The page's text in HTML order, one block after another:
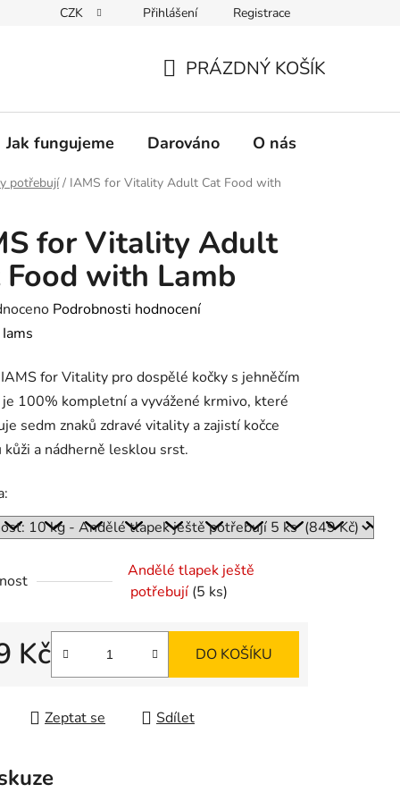
CZK Přihlášení Registrace
KOŠÍK
PRÁZDNÝ KOŠÍK
Jak fungujeme Darováno O nás
potřebují / IAMS for Vitality Adult Cat Food with
for Vitality Adult
Food with Lamb
Podrobnosti hodnocení
Iams
for Vitality pro dospělé kočky s jehněčím
100% kompletní a vyvážené krmivo, které
sedm znaků zdravé vitality a zajistí kočce
kůži a nádherně lesklou srst.
Andělé tlapek ještě
potřebují (5 ks)
Kč DO KOŠÍKU
Zeptat se Sdílet